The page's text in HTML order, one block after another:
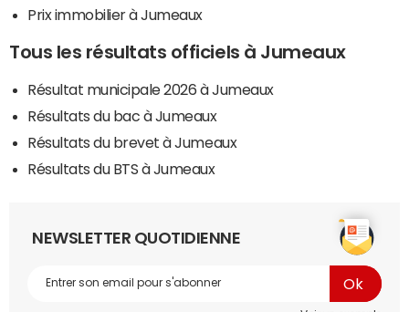
Prix immobilier à Jumeaux
Tous les résultats officiels à Jumeaux
Résultat municipale 2026 à Jumeaux
Résultats du bac à Jumeaux
Résultats du brevet à Jumeaux
Résultats du BTS à Jumeaux
NEWSLETTER QUOTIDIENNE